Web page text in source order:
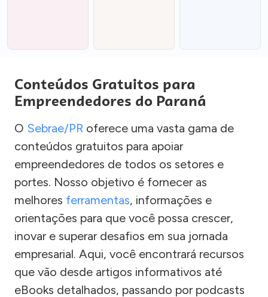
Conteúdos Gratuitos para
Empreendedores do Paraná
O Sebrae/PR oferece uma vasta gama de
conteúdos gratuitos para apoiar
empreendedores de todos os setores e
portes. Nosso objetivo é fornecer as
melhores ferramentas, informações e
orientações para que você possa crescer,
inovar e superar desafios em sua jornada
empresarial. Aqui, você encontrará recursos
que vão desde artigos informativos até
eBooks detalhados, passando por podcasts